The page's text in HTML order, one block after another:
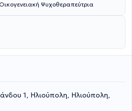
Οικογενειακή Ψυχοθεραπεύτρια
1, Ηλιούπολη, Ηλιούπολη,